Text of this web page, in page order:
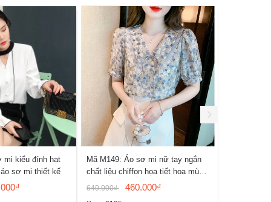
mi kiểu đính hạt
sơ mi thiết kế
Mã M149: Áo sơ mi nữ tay ngắn
chất liệu chiffon họa tiết hoa mùa
hè
640.000₫ 460.000₫